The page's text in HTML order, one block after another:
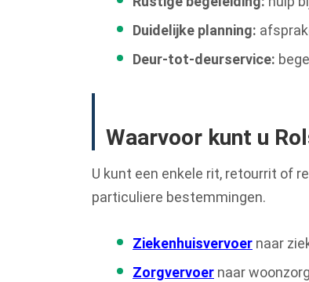
Duidelijke planning:
Deur-tot-deurservice:
Waarvoor kunt u
U kunt een enkele rit, retourrit of
particuliere bestemmingen.
Ziekenhuisvervoer naar
Zorgvervoer naar